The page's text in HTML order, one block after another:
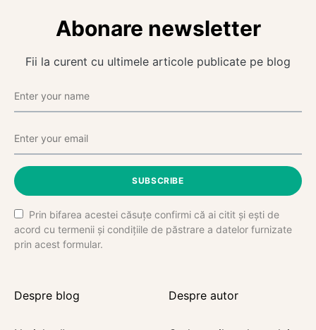
Abonare newsletter
Fii la curent cu ultimele articole publicate pe blog
SUBSCRIBE
Prin bifarea acestei căsuțe confirmi că ai citit și ești de
acord cu termenii și condițiile de păstrare a datelor furnizate
prin acest formular.
Despre blog Despre autor